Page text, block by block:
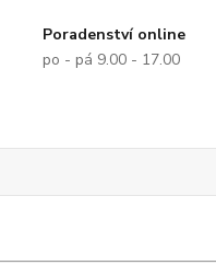
Poradenství online
po - pá 9.00 - 17.00